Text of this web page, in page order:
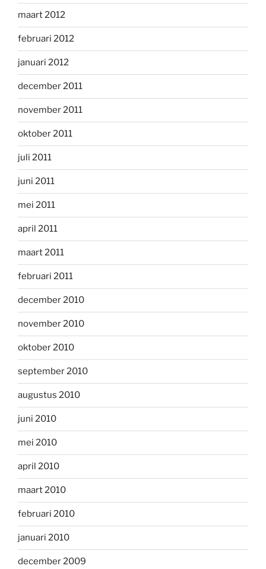
maart 2012
februari 2012
januari 2012
december 2011
november 2011
oktober 2011
juli 2011
juni 2011
mei 2011
april 2011
maart 2011
februari 2011
december 2010
november 2010
oktober 2010
september 2010
augustus 2010
juni 2010
mei 2010
april 2010
maart 2010
februari 2010
januari 2010
december 2009